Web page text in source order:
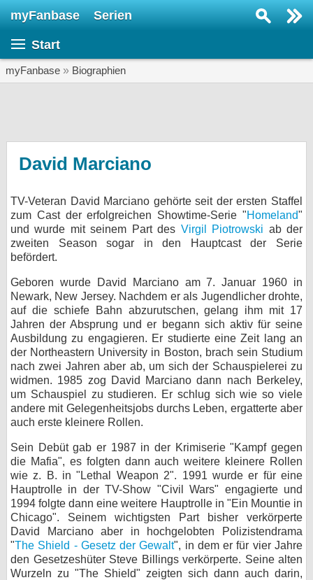
myFanbase Serien
Start
myFanbase » Biographien
David Marciano
TV-Veteran David Marciano gehörte seit der ersten Staffel
zum Cast der erfolgreichen Showtime-Serie "Homeland"
und wurde mit seinem Part des Virgil Piotrowski ab der
zweiten Season sogar in den Hauptcast der Serie
befördert.
Geboren wurde David Marciano am 7. Januar 1960 in
Newark, New Jersey. Nachdem er als Jugendlicher drohte,
auf die schiefe Bahn abzurutschen, gelang ihm mit 17
Jahren der Absprung und er begann sich aktiv für seine
Ausbildung zu engagieren. Er studierte eine Zeit lang an
der Northeastern University in Boston, brach sein Studium
nach zwei Jahren aber ab, um sich der Schauspielerei zu
widmen. 1985 zog David Marciano dann nach Berkeley,
um Schauspiel zu studieren. Er schlug sich wie so viele
andere mit Gelegenheitsjobs durchs Leben, ergatterte aber
auch erste kleinere Rollen.
Sein Debüt gab er 1987 in der Krimiserie "Kampf gegen
die Mafia", es folgten dann auch weitere kleinere Rollen
wie z. B. in "Lethal Weapon 2". 1991 wurde er für eine
Hauptrolle in der TV-Show "Civil Wars" engagierte und
1994 folgte dann eine weitere Hauptrolle in "Ein Mountie in
Chicago". Seinem wichtigsten Part bisher verkörperte
David Marciano aber in hochgelobten Polizistendrama
"The Shield - Gesetz der Gewalt", in dem er für vier Jahre
den Gesetzeshüter Steve Billings verkörperte. Seine alten
Wurzeln zu "The Shield" zeigten sich dann auch darin,
KULTUR
Specials
SERVICE
Forum
bei X
bei Facebook
Kontakt
Datenschutz
Cookie-Einstellungen
Impressum
Desktop-Ansicht
myFanbase